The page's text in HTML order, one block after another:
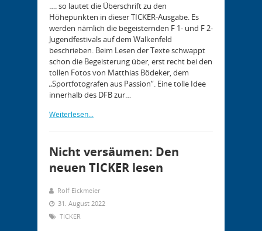
…. so lautet die Überschrift zu den
Höhepunkten in dieser TICKER-Ausgabe. Es
werden nämlich die begeisternden F 1- und F 2-
Jugendfestivals auf dem Walkenfeld
beschrieben. Beim Lesen der Texte schwappt
schon die Begeisterung über, erst recht bei den
tollen Fotos von Matthias Bödeker, dem
„Sportfotografen aus Passion“. Eine tolle Idee
innerhalb des DFB zur…
Weiterlesen...
Nicht versäumen: Den
neuen TICKER lesen
Rolf Eickmeier
31. August 2022
TICKER